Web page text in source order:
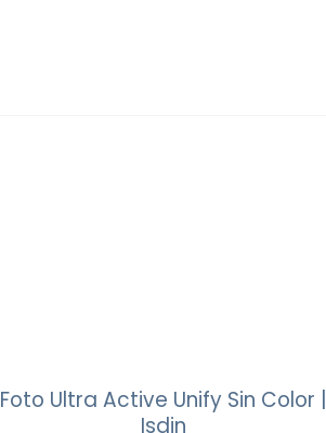
Foto Ultra Active Unify Sin Color |
Isdin